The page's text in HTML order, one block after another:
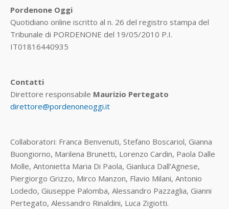
Pordenone Oggi
Quotidiano online iscritto al n. 26 del registro stampa del
Tribunale di PORDENONE del 19/05/2010 P.I.
IT01816440935
Contatti
Direttore responsabile Maurizio Pertegato
direttore@pordenoneoggi.it
Collaboratori: Franca Benvenuti, Stefano Boscariol, Gianna
Buongiorno, Marilena Brunetti, Lorenzo Cardin, Paola Dalle
Molle, Antonietta Maria Di Paola, Gianluca Dall’Agnese,
Piergiorgo Grizzo, Mirco Manzon, Flavio Milani, Antonio
Lodedo, Giuseppe Palomba, Alessandro Pazzaglia, Gianni
Pertegato, Alessandro Rinaldini, Luca Zigiotti.